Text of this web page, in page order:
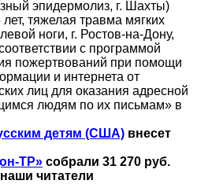
эпидермолиз, г. Шахты)
лет, тяжелая травма мягких
ноги, г. Ростов-на-Дону,
с программой
пожертвований при помощи
и интернета от
лиц для оказания адресной
людям по их письмам» в
детям (США) внесет
ТР» собрали 31 270 руб.
читатели